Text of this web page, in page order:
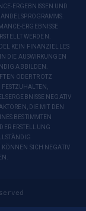
ERGEBNISSEN UND
ERGEBNISSE
WERDEN.
KEIN FINANZIELLES
DIE AUSWIRKUNGEN
ABBILDEN.
ODER TROTZ
NEGATIV
DIE MIT DEN
BESTIMMTEN
ERSTELLUNG
KÖNNEN SICH NEGATIV